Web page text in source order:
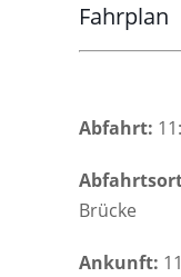
Fahrplan
Abfahrt:
Brücke
Ankunft: